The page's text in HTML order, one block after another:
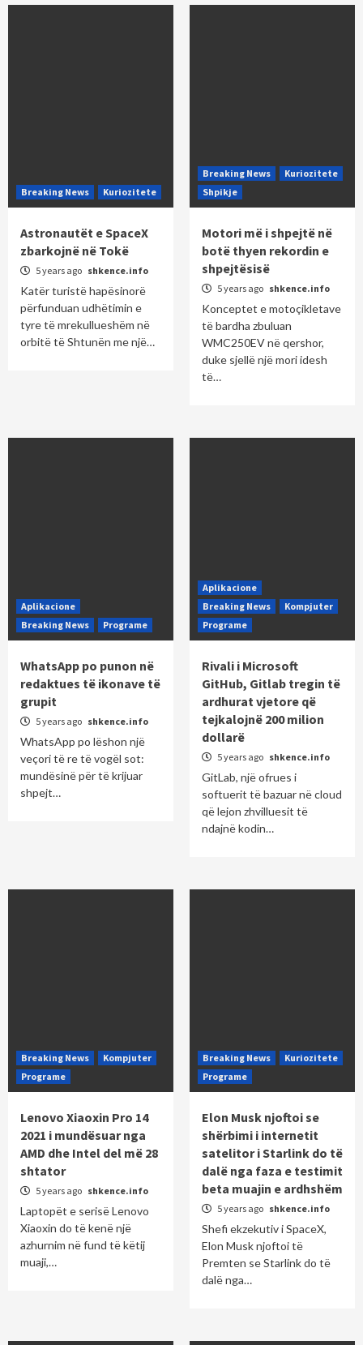
Breaking News Kuriozitete
Astronautët e SpaceX
zbarkojnë në Tokë
5 years ago shkence.info
Katër turistë hapësinorë
përfunduan udhëtimin e
tyre të mrekullueshëm në
orbitë të Shtunën me një…
Breaking News
Kuriozitete
Shpikje
Motori më i shpejtë në
botë thyen rekordin e
shpejtësisë
5 years ago shkence.info
Konceptet e motoçikletave
të bardha zbuluan
WMC250EV në qershor,
duke sjellë një mori idesh
të…
Aplikacione
Breaking News
Programe
WhatsApp po punon në
redaktues të ikonave të
grupit
5 years ago shkence.info
WhatsApp po lëshon një
veçori të re të vogël sot:
mundësinë për të krijuar
shpejt…
Aplikacione
Breaking News
Kompjuter
Programe
Rivali i Microsoft
GitHub, Gitlab tregin të
ardhurat vjetore që
tejkalojnë 200 milion
dollarë
5 years ago shkence.info
GitLab, një ofrues i
softuerit të bazuar në cloud
që lejon zhvilluesit të
ndajnë kodin…
Breaking News
Kompjuter
Programe
Lenovo Xiaoxin Pro 14
2021 i mundësuar nga
AMD dhe Intel del më 28
shtator
5 years ago shkence.info
Laptopët e serisë Lenovo
Xiaoxin do të kenë një
azhurnim në fund të këtij
muaji,…
Breaking News
Kuriozitete
Programe
Elon Musk njoftoi se
shërbimi i internetit
satelitor i Starlink do të
dalë nga faza e testimit
beta muajin e ardhshëm
5 years ago shkence.info
Shefi ekzekutiv i SpaceX,
Elon Musk njoftoi të
Premten se Starlink do të
dalë nga…